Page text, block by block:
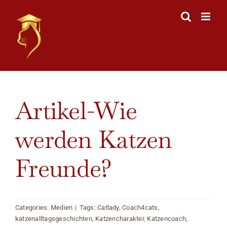
content
Larger
Image
Artikel-Wie
werden Katzen
Freunde?
Categories: Medien | Tags:Catlady,Coach4cats,
katzenalltagsgeschichten, Katzencharakter, Katzencoach,